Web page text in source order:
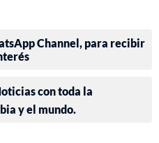
Channel, para recibir
con toda la
y el mundo.